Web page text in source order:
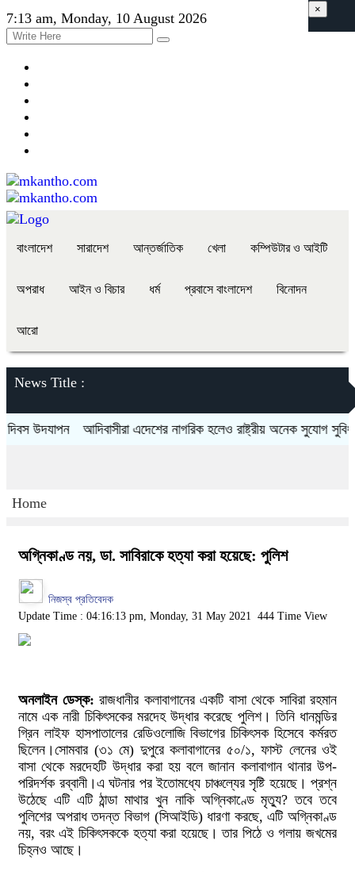
7:13 am, Monday, 10 August 2026
বাংলাদেশ সারাদেশ আন্তর্জাতিক খেলা কম্পিউটার ও আইটি
অপরাধ আইন ও বিচার ধর্ম প্রবাসে বাংলাদেশ বিনোদন
আরো
News Title :
উদযাপন আদিবাসীরা এদেশের নাগরিক হলেও রাষ্ট্রীয় অনেক সুযোগ সুবিধা
×
Home
অগ্নিকাণ্ড নয়, ডা. সাবিরাকে হত্যা করা হয়েছে: পুলিশ
নিজস্ব প্রতিবেদক
Update Time : 04:16:13 pm, Monday, 31 May 2021 444 Time View
অনলাইন ডেস্ক: রাজধানীর কলাবাগানের একটি বাসা থেকে সাবিরা রহমান
নামে এক নারী চিকিৎসকের মরদেহ উদ্ধার করেছে পুলিশ। তিনি ধানমন্ডির
গ্রিন লাইফ হাসপাতালের রেডিওলোজি বিভাগের চিকিৎসক হিসেবে কর্মরত
ছিলেন।সোমবার (৩১ মে) দুপুরে কলাবাগানের ৫০/১, ফাস্ট লেনের ওই
বাসা থেকে মরদেহটি উদ্ধার করা হয় বলে জানান কলাবাগান থানার উপ-
পরিদর্শক রব্বানী।এ ঘটনার পর ইতোমধ্যে চাঞ্চল্যের সৃষ্টি হয়েছে। প্রশ্ন
উঠেছে এটি এটি ঠান্ডা মাথার খুন নাকি অগ্নিকাণ্ডে মৃত্যু? তবে তবে
পুলিশের অপরাধ তদন্ত বিভাগ (সিআইডি) ধারণা করছে, এটি অগ্নিকাণ্ড
নয়, বরং এই চিকিৎসককে হত্যা করা হয়েছে। তার পিঠে ও গলায় জখমের
চিহ্নও আছে।